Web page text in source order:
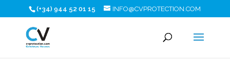
(+34) 944 52 01 15 INFO@CVPROTECTION.COM